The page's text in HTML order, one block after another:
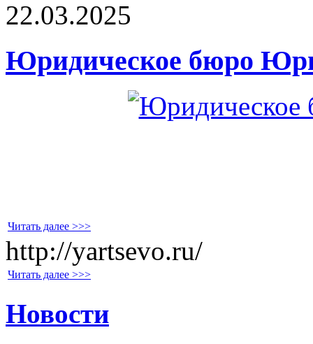
22.03.2025
Юридическое бюро
Читать далее >>>
http://yartsevo.ru/
Читать далее >>>
Новости